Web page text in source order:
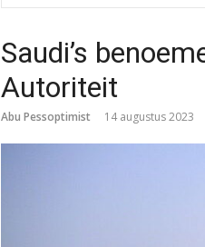
Saudi’s
Autoriteit
Abu Pessoptimist 14 augustus 2023